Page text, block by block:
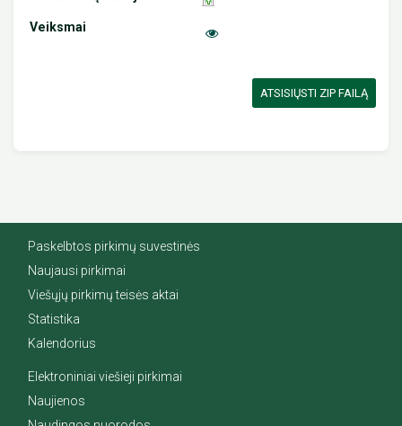
ATSISIŲSTI ZIP FAILĄ
Paskelbtos pirkimų suvestinės
Naujausi pirkimai
Viešųjų pirkimų teisės aktai
Statistika
Kalendorius
Elektroniniai viešieji pirkimai
Naujienos